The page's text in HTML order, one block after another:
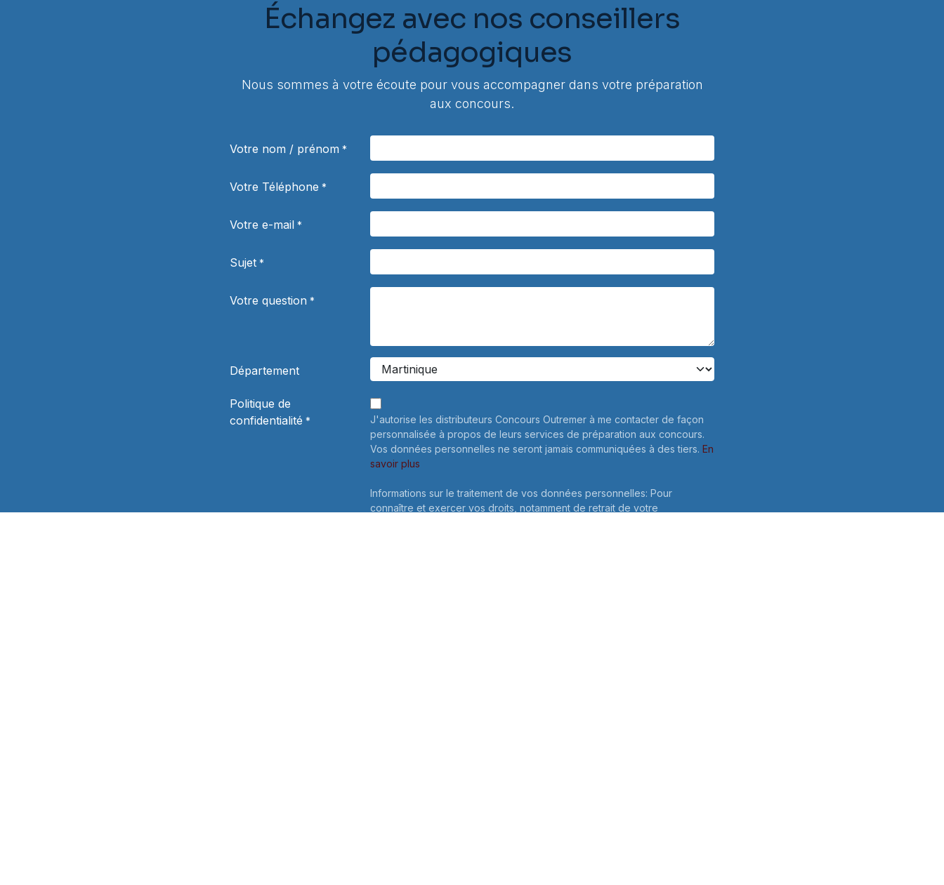
Échangez avec nos conseillers
pédagogiques
Nous sommes à votre écoute pour vous accompagner dans votre préparation
aux concours.
Votre nom / prénom *
Votre Téléphone *
Votre e-mail *
Sujet *
Votre question *
Département
Politique de
confidentialité *
J'autorise les distributeurs Concours Outremer à me contacter de façon
personnalisée à propos de leurs services de préparation aux concours.
Vos données personnelles ne seront jamais communiquées à des tiers. En
savoir plus
Informations sur le traitement de vos données personnelles: Pour
connaître et exercer vos droits, notamment de retrait de votre